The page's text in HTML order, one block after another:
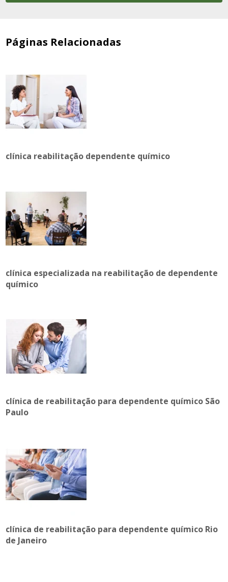
Páginas Relacionadas
clínica reabilitação dependente químico
clínica especializada na reabilitação de dependente
químico
clínica de reabilitação para dependente químico São
Paulo
clínica de reabilitação para dependente químico Rio
de Janeiro